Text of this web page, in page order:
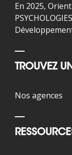
En 2025,
TROUVEZ
Nos agences